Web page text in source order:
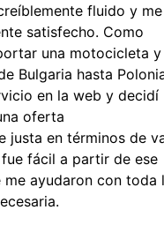
fluido y me
satisfecho. Como
una motocicleta y
Bulgaria hasta
en la web y decidí
oferta
justa en términos de
fácil a partir de ese
me ayudaron con toda